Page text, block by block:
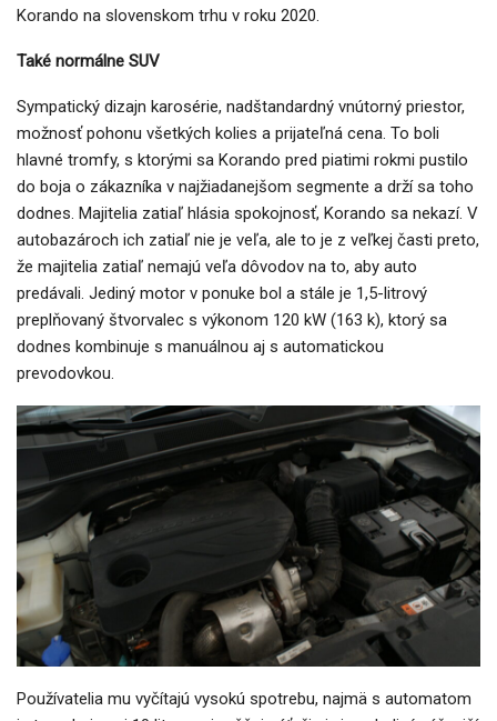
Korando na slovenskom trhu v roku 2020.
Také normálne SUV
Sympatický dizajn karosérie, nadštandardný vnútorný priestor,
možnosť pohonu všetkých kolies a prijateľná cena. To boli
hlavné tromfy, s ktorými sa Korando pred piatimi rokmi pustilo
do boja o zákazníka v najžiadanejšom segmente a drží sa toho
dodnes. Majitelia zatiaľ hlásia spokojnosť, Korando sa nekazí. V
autobazároch ich zatiaľ nie je veľa, ale to je z veľkej časti preto,
že majitelia zatiaľ nemajú veľa dôvodov na to, aby auto
predávali. Jediný motor v ponuke bol a stále je 1,5-litrový
preplňovaný štvorvalec s výkonom 120 kW (163 k), ktorý sa
dodnes kombinuje s manuálnou aj s automatickou
prevodovkou.
Používatelia mu vyčítajú vysokú spotrebu, najmä s automatom